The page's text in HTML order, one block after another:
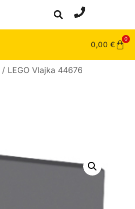
0,00 €
0
/ LEGO Vlajka 44676